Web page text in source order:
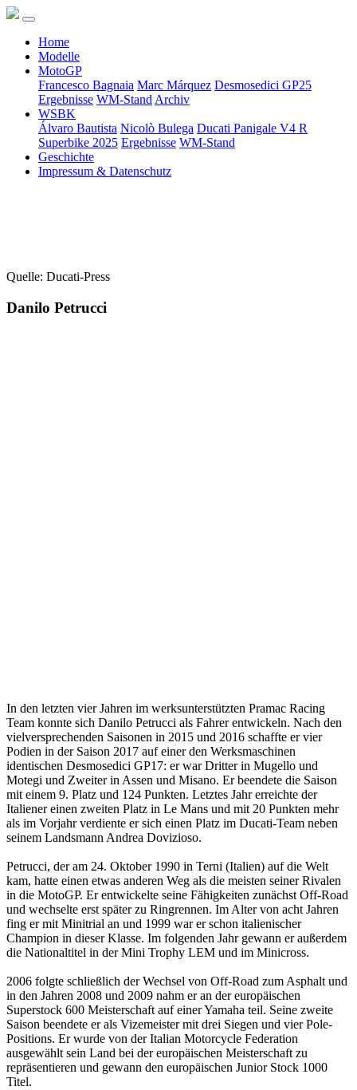
Home
Modelle
MotoGP
Francesco Bagnaia Marc Márquez Desmosedici GP25
Ergebnisse WM-Stand Archiv
WSBK
Álvaro Bautista Nicolò Bulega Ducati Panigale V4 R
Superbike 2025 Ergebnisse WM-Stand
Geschichte
Impressum & Datenschutz
Quelle: Ducati-Press
Danilo Petrucci
In den letzten vier Jahren im werksunterstützten Pramac Racing
Team konnte sich Danilo Petrucci als Fahrer entwickeln. Nach den
vielversprechenden Saisonen in 2015 und 2016 schaffte er vier
Podien in der Saison 2017 auf einer den Werksmaschinen
identischen Desmosedici GP17: er war Dritter in Mugello und
Motegi und Zweiter in Assen und Misano. Er beendete die Saison
mit einem 9. Platz und 124 Punkten. Letztes Jahr erreichte der
Italiener einen zweiten Platz in Le Mans und mit 20 Punkten mehr
als im Vorjahr verdiente er sich einen Platz im Ducati-Team neben
seinem Landsmann Andrea Dovizioso.
Petrucci, der am 24. Oktober 1990 in Terni (Italien) auf die Welt
kam, hatte einen etwas anderen Weg als die meisten seiner Rivalen
in die MotoGP. Er entwickelte seine Fähigkeiten zunächst Off-Road
und wechselte erst später zu Ringrennen. Im Alter von acht Jahren
fing er mit Minitrial an und 1999 war er schon italienischer
Champion in dieser Klasse. Im folgenden Jahr gewann er außerdem
die Nationaltitel in der Mini Trophy LEM und im Minicross.
2006 folgte schließlich der Wechsel von Off-Road zum Asphalt und
in den Jahren 2008 und 2009 nahm er an der europäischen
Superstock 600 Meisterschaft auf einer Yamaha teil. Seine zweite
Saison beendete er als Vizemeister mit drei Siegen und vier Pole-
Positions. Er wurde von der Italian Motorcycle Federation
ausgewählt sein Land bei der europäischen Meisterschaft zu
repräsentieren und gewann den europäischen Junior Stock 1000
Titel.